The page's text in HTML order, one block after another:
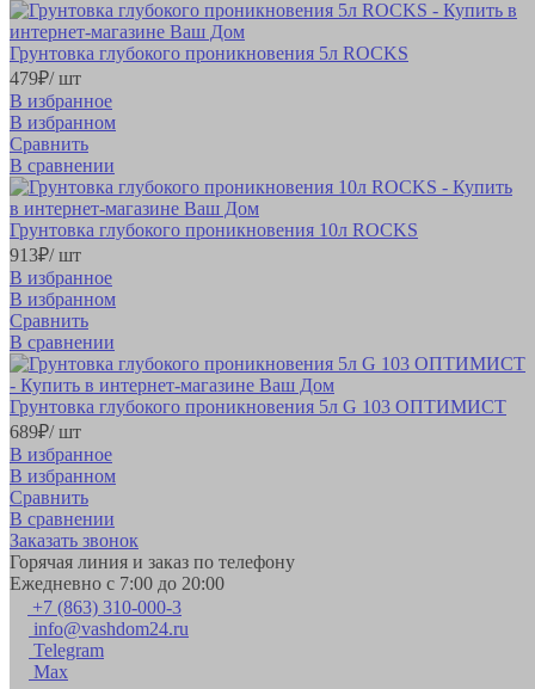
Грунтовка глубокого проникновения 5л ROCKS
479₽/ шт
В избранное
В избранном
Сравнить
В сравнении
Грунтовка глубокого проникновения 10л ROCKS
913₽/ шт
В избранное
В избранном
Сравнить
В сравнении
Грунтовка глубокого проникновения 5л G 103 ОПТИМИСТ
689₽/ шт
В избранное
В избранном
Сравнить
В сравнении
Заказать звонок
Горячая линия и заказ по телефону
Ежедневно с 7:00 до 20:00
+7 (863) 310-000-3
info@vashdom24.ru
Telegram
Max